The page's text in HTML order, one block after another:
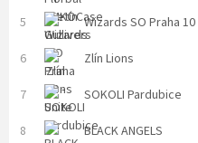
5
Wizards SO Praha
6
Zlín Lions
7
SOKOLI Pardubice
8
BLACK ANGELS